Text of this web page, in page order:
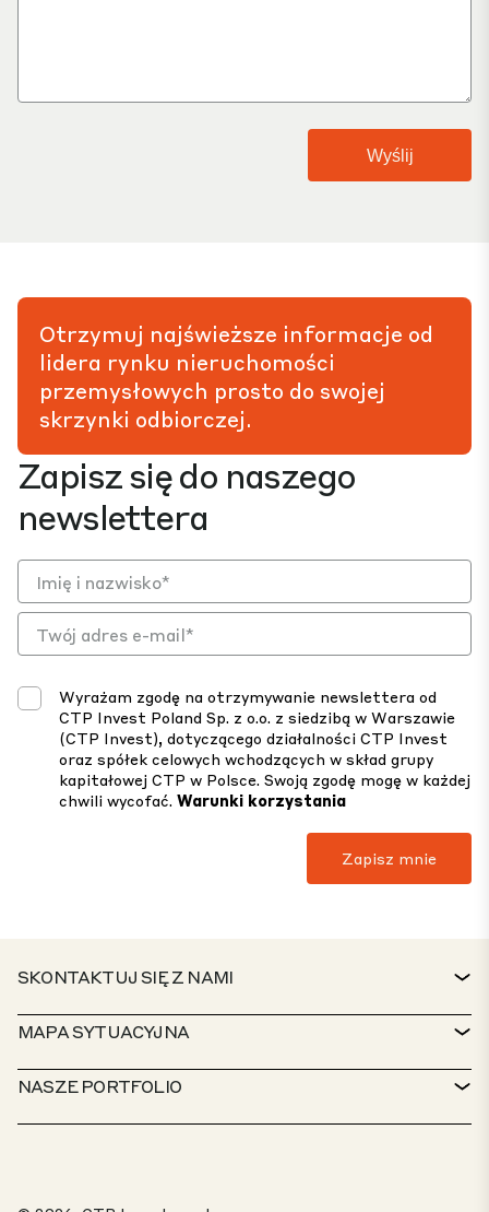
Wyślij
Zapisz się do naszego
newslettera
Wyrażam zgodę na otrzymywanie newslettera od
CTP Invest Poland Sp. z o.o. z siedzibą w Warszawie
(CTP Invest), dotyczącego działalności CTP Invest
oraz spółek celowych wchodzących w skład grupy
kapitałowej CTP w Polsce. Swoją zgodę mogę w każdej
chwili wycofać. Warunki korzystania
Otrzymuj najświeższe informacje od
lidera rynku nieruchomości
przemysłowych prosto do swojej
skrzynki odbiorczej.
SKONTAKTUJ SIĘ Z NAMI
KONTAKT
BIURO OBSŁUGI KLIENTA
MAPA SYTUACYJNA
WYSZUKIWARKA NIERUCHOMOŚCI
ZRÓWNOWAŻONY ROZWÓJ
NASZE PORTFOLIO